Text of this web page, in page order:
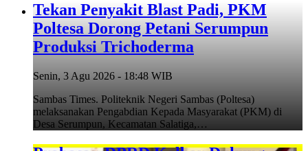
Tekan Penyakit Blast Padi, PKM
Poltesa Dorong Petani Serumpun
Produksi Trichoderma
Senin, 3 Agu 2026 - 18:48 WIB
Sambas Times. Politeknik Negeri Sambas (Poltesa)
melaksanakan Pengabdian Kepada Masyarakat (PKM) di
Desa Serumpun, Kecamatan Salatiga,…